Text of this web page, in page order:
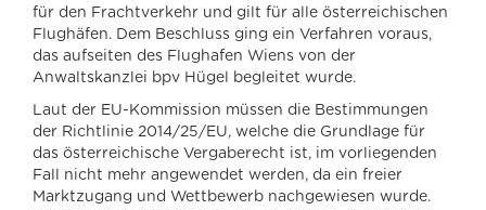
für den Frachtverkehr und gilt für alle österreichischen
Flughäfen. Dem Beschluss ging ein Verfahren voraus,
das aufseiten des Flughafen Wiens von der
Anwaltskanzlei bpv Hügel begleitet wurde.
Laut der EU-Kommission müssen die Bestimmungen
der Richtlinie 2014/25/EU, welche die Grundlage für
das österreichische Vergaberecht ist, im vorliegenden
Fall nicht mehr angewendet werden, da ein freier
Marktzugang und Wettbewerb nachgewiesen wurde.